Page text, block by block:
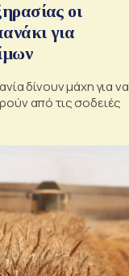
οι
για
δίνουν μάχη για να
από τις σοδειές